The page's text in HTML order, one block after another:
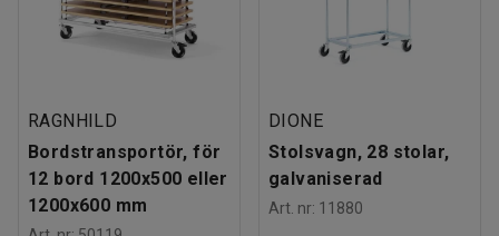
RAGNHILD
Bordstransportör, för
12 bord 1200x500 eller
1200x600 mm
DIONE
Stolsvagn, 28 stolar,
galvaniserad
Art. nr: 11880